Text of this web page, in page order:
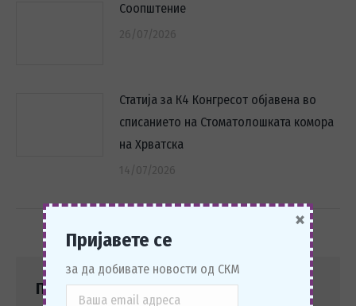
Соопштение
26/07/2026
Статија за К4 Конгресот објавена во
списанието на Стоматолошката комора
на Хрватска
14/07/2026
Пребарај
Пријавете се
за да добивате новости од СКМ
×